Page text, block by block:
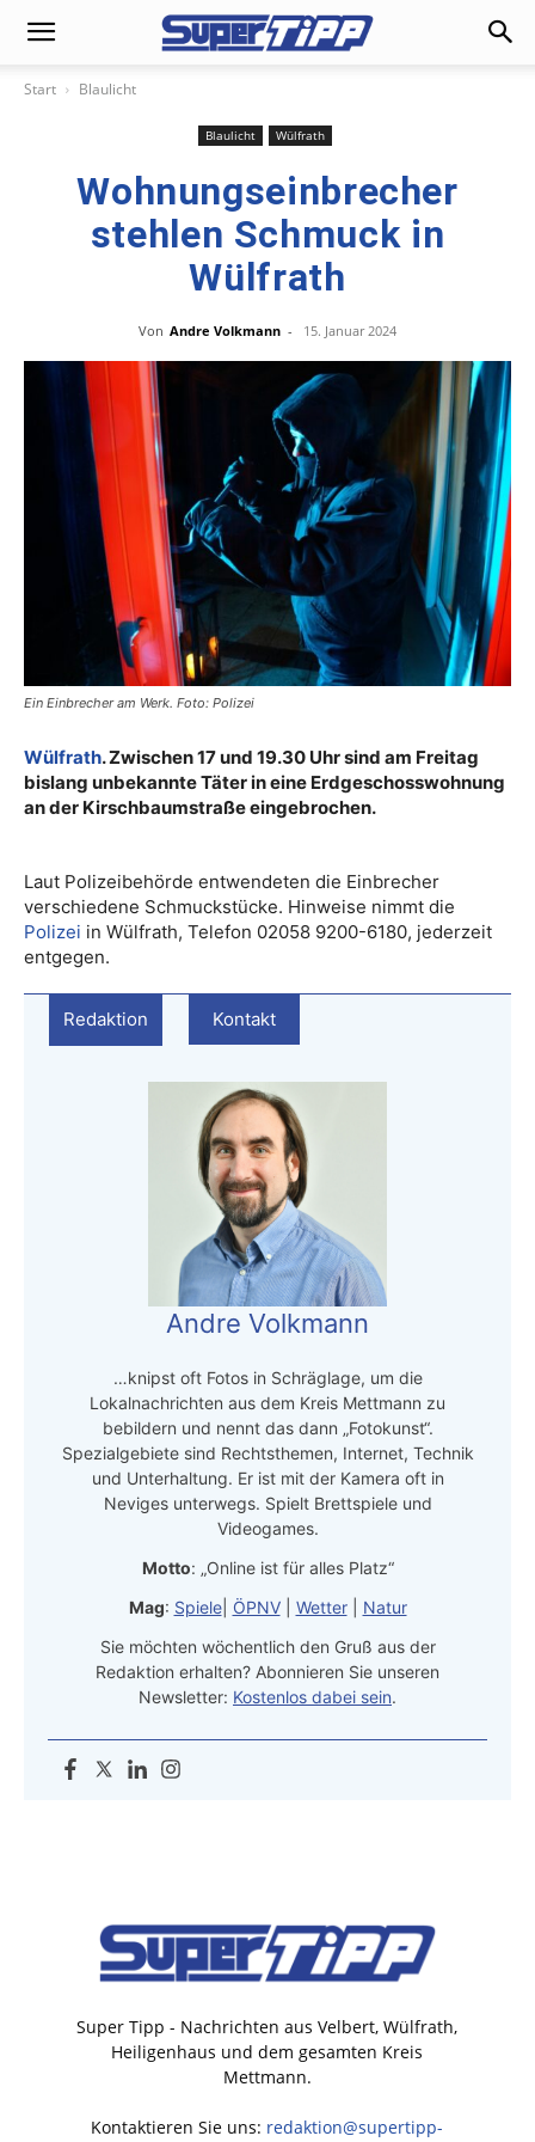
Start Blaulicht
Blaulicht Wülfrath
Wohnungseinbrecher
stehlen Schmuck in
Wülfrath
Von Andre Volkmann - 15. Januar 2024
Ein Einbrecher am Werk. Foto: Polizei
Wülfrath. Zwischen 17 und 19.30 Uhr sind am Freitag
bislang unbekannte Täter in eine Erdgeschosswohnung
an der Kirschbaumstraße eingebrochen.
Laut Polizeibehörde entwendeten die Einbrecher
verschiedene Schmuckstücke. Hinweise nimmt die
Polizei in Wülfrath, Telefon 02058 9200-6180, jederzeit
entgegen.
Redaktion Kontakt
Andre Volkmann
…knipst oft Fotos in Schräglage, um die
Lokalnachrichten aus dem Kreis Mettmann zu
bebildern und nennt das dann „Fotokunst“.
Spezialgebiete sind Rechtsthemen, Internet, Technik
und Unterhaltung. Er ist mit der Kamera oft in
Neviges unterwegs. Spielt Brettspiele und
Videogames.
Motto: „Online ist für alles Platz“
Mag: Spiele| ÖPNV| Wetter| Natur
Sie möchten wöchentlich den Gruß aus der
Redaktion erhalten? Abonnieren Sie unseren
Newsletter: Kostenlos dabei sein.
Super Tipp - Nachrichten aus Velbert, Wülfrath,
Heiligenhaus und dem gesamten Kreis
Mettmann.
Kontaktieren Sie uns: redaktion@supertipp-